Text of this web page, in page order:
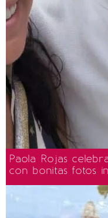
Paola Rojas
con bonitas fotos